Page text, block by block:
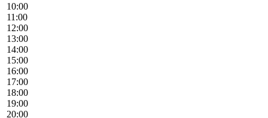
10:00
11:00
12:00
13:00
14:00
15:00
16:00
17:00
18:00
19:00
20:00